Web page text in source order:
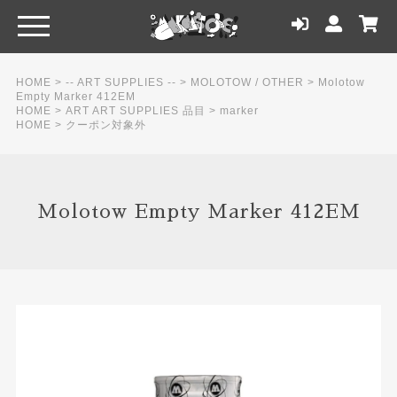
HOME > -- ART SUPPLIES -- > MOLOTOW / OTHER > Molotow
Empty Marker 412EM
HOME > ART ART SUPPLIES 品目 > marker
HOME > クーポン対象外
Molotow Empty Marker 412EM